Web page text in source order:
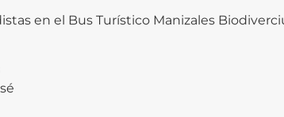
en el Bus Turístico Manizales